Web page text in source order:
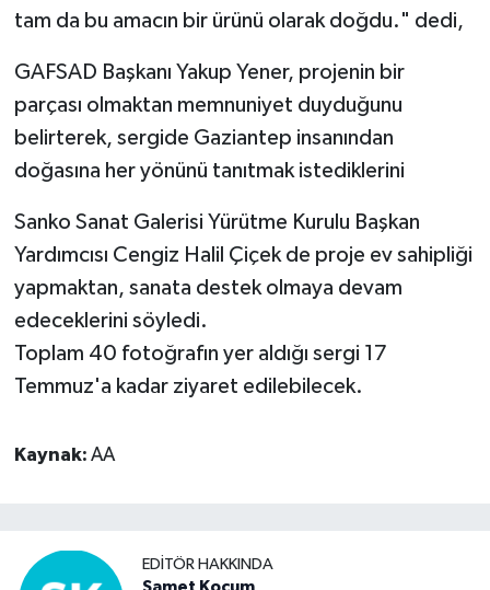
tam da bu amacın bir ürünü olarak doğdu." dedi,
GAFSAD Başkanı Yakup Yener, projenin bir
parçası olmaktan memnuniyet duyduğunu
belirterek, sergide Gaziantep insanından
doğasına her yönünü tanıtmak istediklerini
Sanko Sanat Galerisi Yürütme Kurulu Başkan
Yardımcısı Cengiz Halil Çiçek de proje ev sahipliği
yapmaktan, sanata destek olmaya devam
edeceklerini söyledi.
Toplam 40 fotoğrafın yer aldığı sergi 17
Temmuz'a kadar ziyaret edilebilecek.
Kaynak: AA
EDITÖR HAKKINDA
Samet Koçum